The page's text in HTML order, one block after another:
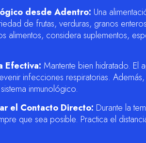
desde Adentro: Una
de frutas, verduras, granos
alimentos, considera suplementos,
Efectiva: Mantente bien hidratado. El
infecciones respiratorias.
inmunológico.
el Contacto Directo: Durante la
que sea posible. Practica el